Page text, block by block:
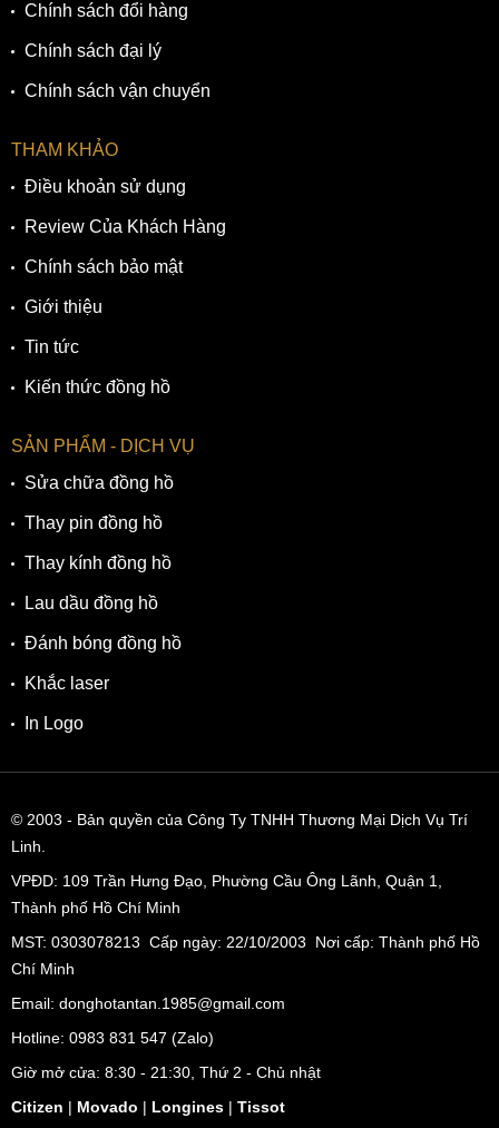
Chính sách đổi hàng
Chính sách đại lý
Chính sách vận chuyển
THAM KHẢO
Điều khoản sử dụng
Review Của Khách Hàng
Chính sách bảo mật
Giới thiệu
Tin tức
Kiến thức đồng hồ
SẢN PHẨM - DỊCH VỤ
Sửa chữa đồng hồ
Thay pin đồng hồ
Thay kính đồng hồ
Lau dầu đồng hồ
Đánh bóng đồng hồ
Khắc laser
In Logo
© 2003 - Bản quyền của Công Ty TNHH Thương Mại Dịch Vụ Trí
Linh.
VPĐD: 109 Trần Hưng Đạo, Phường Cầu Ông Lãnh, Quận 1,
Thành phố Hồ Chí Minh
MST: 0303078213 Cấp ngày: 22/10/2003 Nơi cấp: Thành phố Hồ
Chí Minh
Email: donghotantan.1985@gmail.com
Hotline: 0983 831 547 (Zalo)
Giờ mở cửa: 8:30 - 21:30, Thứ 2 - Chủ nhật
Citizen | Movado | Longines | Tissot